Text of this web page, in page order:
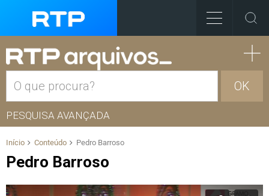
OK
PESQUISA AVANÇADA
Início Conteúdo Pedro Barroso
Pedro Barroso